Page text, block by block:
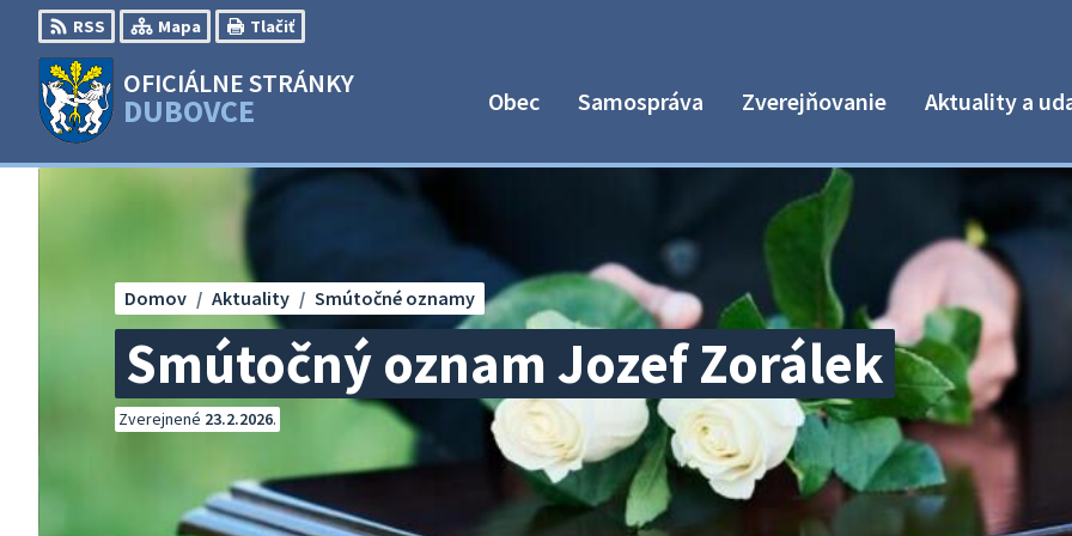
Preskočiť
na
obsah
RSS Mapa Tlačiť
OFICIÁLNE STRÁNKY
DUBOVCE Obec Samospráva Zverejňovanie Aktuality a
Smútočný oznam Jozef Zorálek
Domov Aktuality Smútočné oznamy
Zverejnené 23.2.2026.